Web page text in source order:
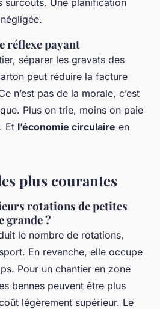
réflexe payant
séparer les gravats des
peut réduire la facture
n’est pas de la morale, c’est
Plus on trie, moins on paie
Et l’économie circulaire en
plus courantes
rotations de petites
grande ?
le nombre de rotations,
En revanche, elle occupe
Pour un chantier en zone
bennes peuvent être plus
légèrement supérieur. Le